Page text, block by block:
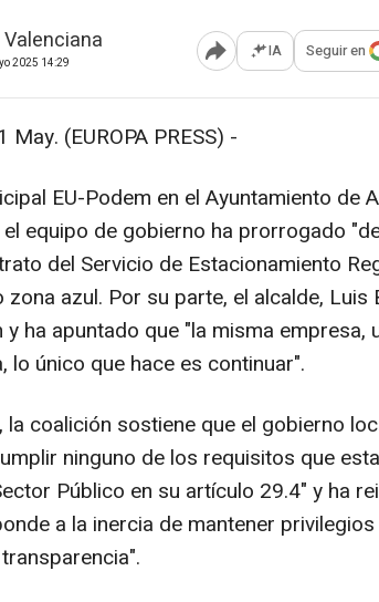
2025 14:29 Abrir opciones
IA Seguir en
May. (EUROPA PRESS) -
EU-Podem en el Ayuntamiento de
equipo de gobierno ha prorrogado
del Servicio de Estacionamiento
azul. Por su parte, el alcalde, Luis
ha apuntado que "la misma empresa,
lo único que hace es continuar".
coalición sostiene que el gobierno
ninguno de los requisitos que
Público en su artículo 29.4" y ha
a la inercia de mantener